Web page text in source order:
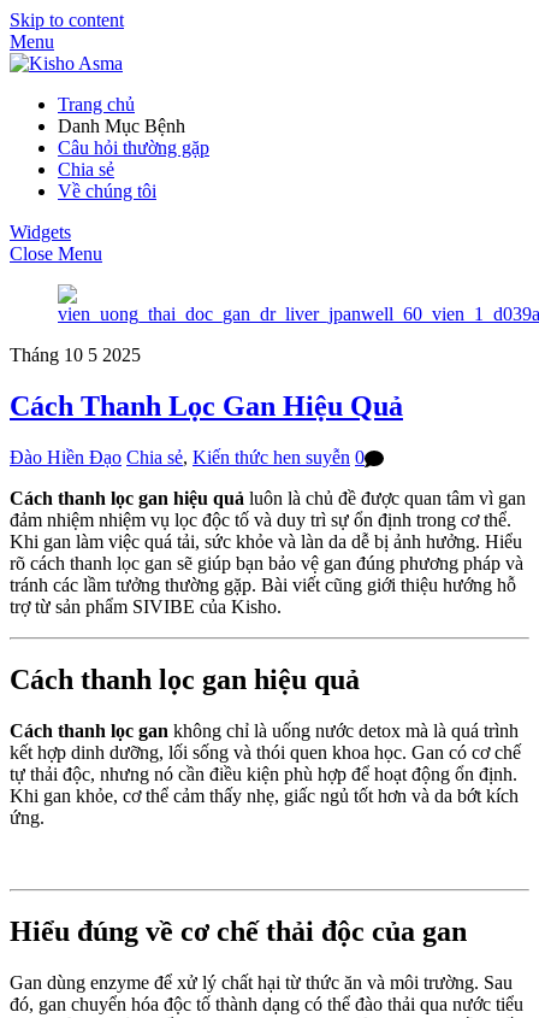
Skip to content
Menu
Trang chủ
Danh Mục Bệnh
Câu hỏi thường gặp
Chia sẻ
Về chúng tôi
Widgets
Close Menu
Tháng 10 5 2025
Cách Thanh Lọc Gan Hiệu Quả
Đào Hiền Đạo Chia sẻ, Kiến thức hen suyễn 0
Cách thanh lọc gan hiệu quả luôn là chủ đề được quan tâm vì gan
đảm nhiệm nhiệm vụ lọc độc tố và duy trì sự ổn định trong cơ thể.
Khi gan làm việc quá tải, sức khỏe và làn da dễ bị ảnh hưởng. Hiểu
rõ cách thanh lọc gan sẽ giúp bạn bảo vệ gan đúng phương pháp và
tránh các lầm tưởng thường gặp. Bài viết cũng giới thiệu hướng hỗ
trợ từ sản phẩm SIVIBE của Kisho.
Cách thanh lọc gan hiệu quả
Cách thanh lọc gan không chỉ là uống nước detox mà là quá trình
kết hợp dinh dưỡng, lối sống và thói quen khoa học. Gan có cơ chế
tự thải độc, nhưng nó cần điều kiện phù hợp để hoạt động ổn định.
Khi gan khỏe, cơ thể cảm thấy nhẹ, giấc ngủ tốt hơn và da bớt kích
ứng.
Hiểu đúng về cơ chế thải độc của gan
Gan dùng enzyme để xử lý chất hại từ thức ăn và môi trường. Sau
đó, gan chuyển hóa độc tố thành dạng có thể đào thải qua nước tiểu